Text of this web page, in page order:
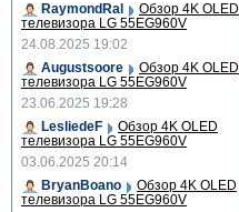
RaymondRal
Обзор 4K OLED
телевизора LG 55EG960V
24.08.2025 19:02
Augustsoore
Обзор 4K OLED
телевизора LG 55EG960V
23.06.2025 19:28
LesliedeF
Обзор 4K OLED
телевизора LG 55EG960V
03.06.2025 20:14
BryanBoano
Обзор 4K OLED
телевизора LG 55EG960V